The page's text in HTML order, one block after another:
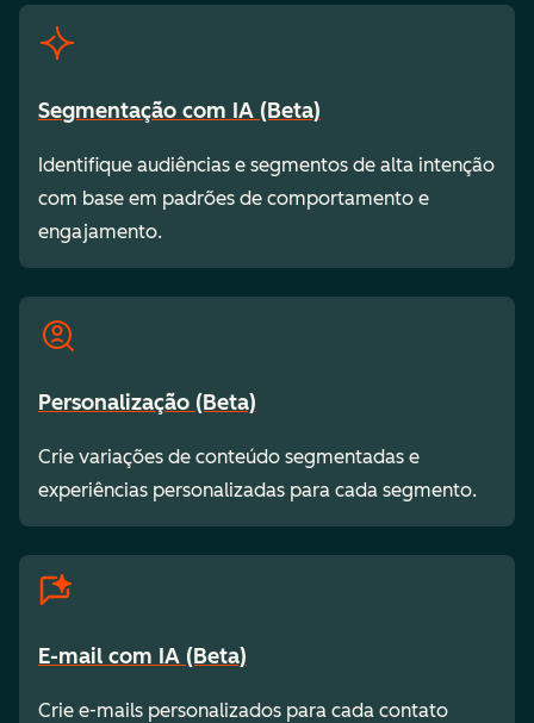
Segmentação com IA (Beta)
Identifique audiências e segmentos de alta intenção
com base em padrões de comportamento e
engajamento.
Personalização (Beta)
Crie variações de conteúdo segmentadas e
experiências personalizadas para cada segmento.
E-mail com IA (Beta)
Crie e-mails personalizados para cada contato